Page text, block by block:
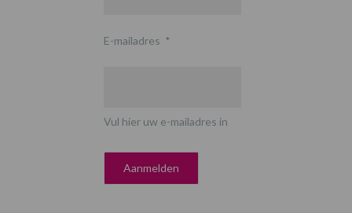
E-mailadres *
Vul hier uw e-mailadres in